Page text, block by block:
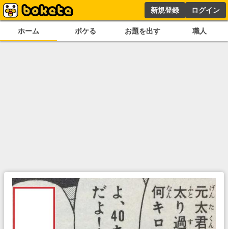
新規登録 ログイン
ホーム ボケる お題を出す 職人